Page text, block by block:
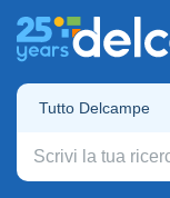
Tutto Delcampe